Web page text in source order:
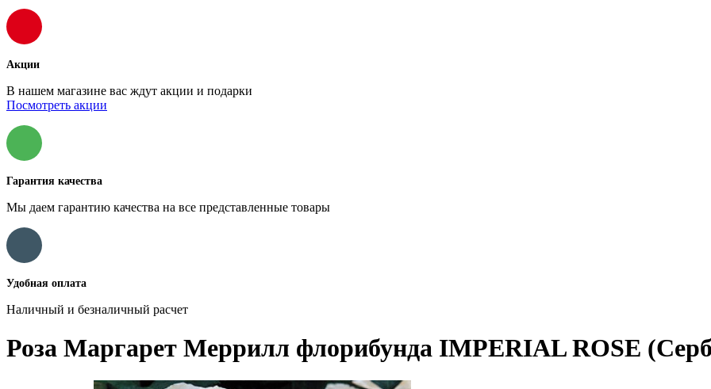
Акции
В нашем магазине вас ждут акции и подарки
Посмотреть акции
Гарантия качества
Мы даем гарантию качества на все представленные товары
Удобная оплата
Наличный и безналичный расчет
Роза Маргарет Меррилл флорибунда IMPERIAL ROSE